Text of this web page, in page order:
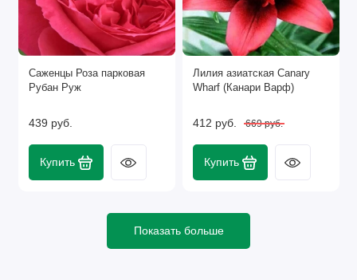
Саженцы Роза парковая
Рубан Руж
439 руб.
Купить
Лилия азиатская Canary
Wharf (Канари Варф)
412 руб. 669 руб.
Купить
Показать больше